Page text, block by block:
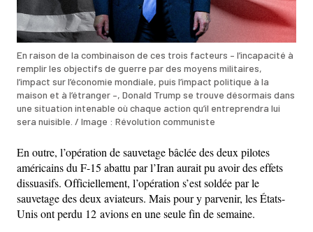
En raison de la combinaison de ces trois facteurs – l’incapacité à
remplir les objectifs de guerre par des moyens militaires,
l’impact sur l’économie mondiale, puis l’impact politique à la
maison et à l’étranger –, Donald Trump se trouve désormais dans
une situation intenable où chaque action qu’il entreprendra lui
sera nuisible. / Image : Révolution communiste
En outre, l’opération de sauvetage bâclée des deux pilotes
américains du F-15 abattu par l’Iran aurait pu avoir des effets
dissuasifs. Officiellement, l’opération s’est soldée par le
sauvetage des deux aviateurs. Mais pour y parvenir, les États-
Unis ont perdu 12 avions en une seule fin de semaine.